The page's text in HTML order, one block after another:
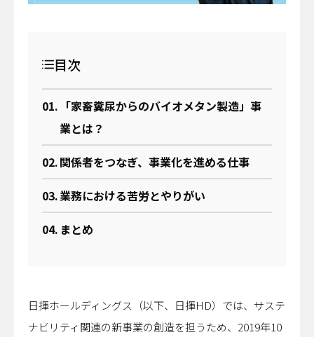
関連サイト
アザス
ACT FOR SKY
OFFICIAL SNS
運営会社 プライバシーポリシー
目次
「家畜糞尿からのバイオメタン製造」事
業とは？
関係者をつなぎ、事業化を進める仕事
業務における苦労とやりがい
まとめ
日揮ホールディングス（以下、日揮HD）では、サステ
ナビリティ関連の新事業の創造を担うため、2019年10